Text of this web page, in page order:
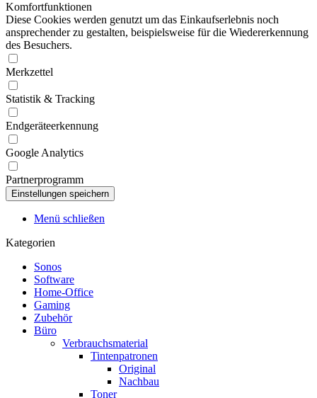
Komfortfunktionen
Diese Cookies werden genutzt um das Einkaufserlebnis noch
ansprechender zu gestalten, beispielsweise für die Wiedererkennung
des Besuchers.
Merkzettel
Statistik & Tracking
Endgeräteerkennung
Google Analytics
Partnerprogramm
Menü schließen
Kategorien
Sonos
Software
Home-Office
Gaming
Zubehör
Büro
Verbrauchsmaterial
Tintenpatronen
Original
Nachbau
Toner